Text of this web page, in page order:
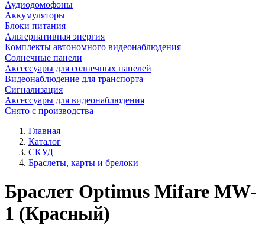
Аудиодомофоны
Аккумуляторы
Блоки питания
Альтернативная энергия
Комплекты автономного видеонаблюдения
Солнечные панели
Аксессуары для солнечных панелей
Видеонаблюдение для транспорта
Сигнализация
Аксессуары для видеонаблюдения
Снято с производства
Главная
Каталог
СКУД
Браслеты, карты и брелоки
Браслет Optimus Mifare MW-
1 (Красный)